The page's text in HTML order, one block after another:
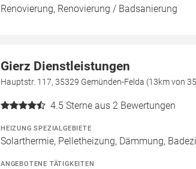
Renovierung, Renovierung / Badsanierung
Gierz Dienstleistungen
Hauptstr. 117, 35329 Gemünden-Felda (13km von
4.5 Sterne aus 2 Bewertungen
HEIZUNG SPEZIALGEBIETE
Solarthermie, Pelletheizung, Dämmung,
ANGEBOTENE TÄTIGKEITEN